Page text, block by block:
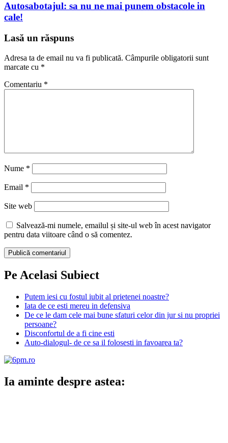
Autosabotajul: sa nu ne mai punem obstacole in
cale!
Lasă un răspuns
Adresa ta de email nu va fi publicată. Câmpurile obligatorii sunt
marcate cu *
Comentariu *
Nume *
Email *
Site web
Salvează-mi numele, emailul și site-ul web în acest navigator
pentru data viitoare când o să comentez.
Pe Acelasi Subiect
Putem iesi cu fostul iubit al prietenei noastre?
Iata de ce esti mereu in defensiva
De ce le dam cele mai bune sfaturi celor din jur si nu propriei
persoane?
Disconfortul de a fi cine esti
Auto-dialogul- de ce sa il folosesti in favoarea ta?
Ia aminte despre astea: